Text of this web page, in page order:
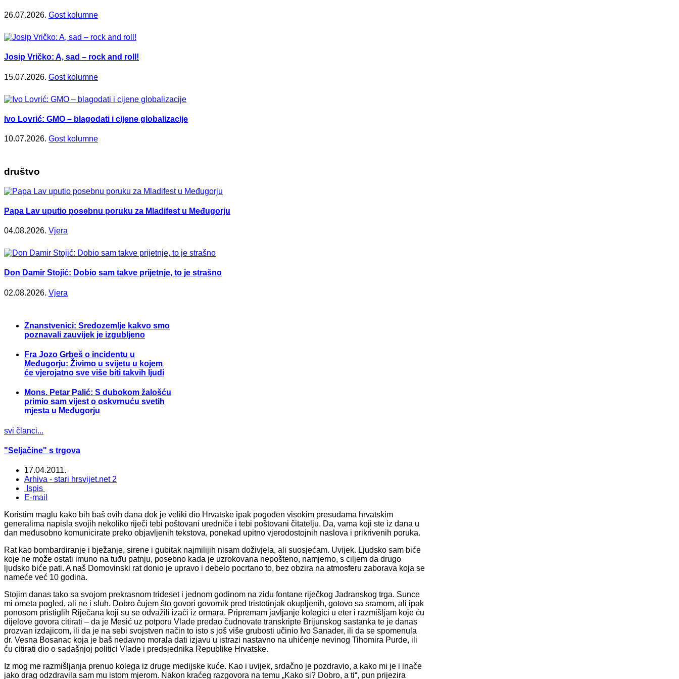
26.07.2026. Gost kolumne
Josip Vričko: A, sad – rock and roll!
15.07.2026. Gost kolumne
Ivo Lovrić: GMO – blagodati i cijene globalizacije
10.07.2026. Gost kolumne
društvo
Papa Lav uputio posebnu poruku za Mladifest u Međugorju
04.08.2026. Vjera
Don Damir Stojić: Dobio sam takve prijetnje, to je strašno
02.08.2026. Vjera
Znanstvenici: Sredozemlje kakvo smo
poznavali zauvijek je izgubljeno
Fra Jozo Grbeš o incidentu u
Međugorju: Živimo u svijetu u kojem
će vjerojatno sve više biti takvih ljudi
Mons. Petar Palić: S dubokom žalošću
primio sam vijest o oskvrnuću svetih
mjesta u Međugorju
svi članci...
"Seljačine" s trgova
17.04.2011.
Arhiva - stari hrsvijet.net 2
Ispis
E-mail
Koristim maglu kako bih baš ovih dana dok je veliki dio Hrvatske ipak pogođen visokim presudama hrvatskim
generalima napisla svojih nekoliko riječi tebi poštovani uredniče i tebi poštovani čitatelju. Da, vama koji ste iz dana u
dan međusobno komunicirate preko objavljenih tekstova, ponekad upitno vjerodostojnih naslova i prikrivenih poruka.
Rat kao bombardiranje i bježanje, sirene i gubitak najmilijih nisam doživjela, ali suosjećam. Uvijek. Ljudsko sam biće
koje ne može ostati imuno na tuđu patnju, posebno kada je uzrokovana nepošteno, namjerno, s ciljem da drugo
ljudsko biće pati. A naš Domovinski rat donio je upravo i debelo pocrtano to, bez obzira na atmosferu zaborava koja se
nameće već 10 godina.
Stojim danas tako sa svojom prekrasnom trideset i jednom godinom na zidu fontane riječkog Jadranskog trga. Sunce
mi ometa pogled, ali ne i sluh. Dobro čujem što govori govornik pred tristotinjak okupljenih, gotovo sa sramom, ali ipak
ponosom pristiglih Riječana koji su se odvažili izaći iz ormara. Pripremam javljanje kolegici u eter i razmišljam koje ću
dijelove govora citirati – da je Mesić uz potporu Vlade predao čudnovate transkripte Brijunskog sastanka te je danas
prozvan izdajicom, ili da je na sebi svojstven način to isto s još više grubosti učinio Ivo Sanader, ili da se spomenula
dr. Vesna Bosanac koja je baš nedavno morala dati izjavu u istrazi nastavno na uhićenje nevinog Tihomira Purde, ili
ću citirati dio o sadašnjoj politici Vlade i predsjednika Republike Hrvatske.
Iz mog me razmišljanja prenuo kolega iz druge medijske kuće. Kao i uvijek, srdačno je pozdravio, a kako mi je i inače
jako drag odzdravila sam mu istom mjerom. Nakon kraćeg razgovora na temu „Kako si? Dobro, a ti“, pun prijezira